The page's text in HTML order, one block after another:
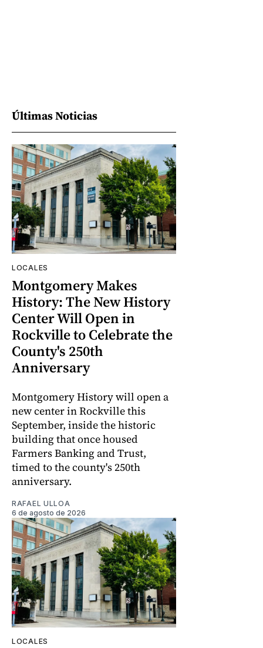
Últimas Noticias
LOCALES
Montgomery Makes
History: The New History
Center Will Open in
Rockville to Celebrate the
County's 250th
Anniversary
Montgomery History will open a
new center in Rockville this
September, inside the historic
building that once housed
Farmers Banking and Trust,
timed to the county's 250th
anniversary.
RAFAEL ULLOA
6 de agosto de 2026
LOCALES